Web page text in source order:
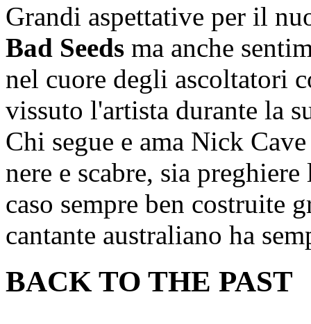
Grandi aspettative per il
Bad Seeds ma anche
nel cuore degli ascoltatori
vissuto l'artista durante la
Chi segue e ama Nick
nere e scabre, sia
caso sempre ben costruite
cantante australiano ha
BACK TO THE PAST